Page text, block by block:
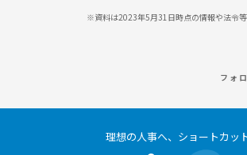
※資料は2023年5月31日時点の情報や法令等
フォ
理想の人事へ、ショートカッ